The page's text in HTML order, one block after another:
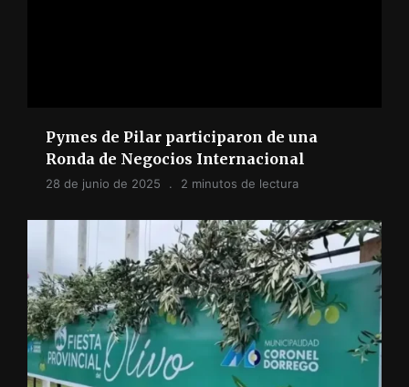
Pymes de Pilar participaron de una
Ronda de Negocios Internacional
28 de junio de 2025 2 minutos de lectura